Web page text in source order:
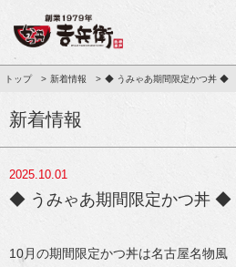
トップ 新着情報 ◆ うみゃあ期間限定かつ丼 ◆
新着情報
2025.10.01
◆ うみゃあ期間限定かつ丼 ◆
10月の期間限定かつ丼は名古屋名物風